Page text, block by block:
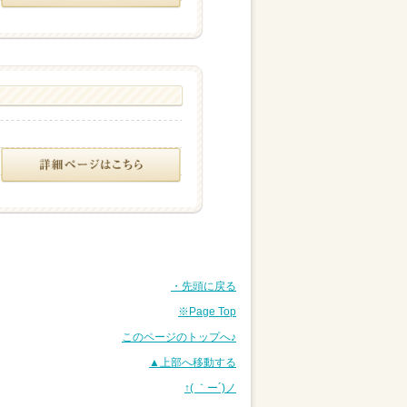
・先頭に戻る
※Page Top
このページのトップへ♪
▲上部へ移動する
↑( ｀ー´)ノ